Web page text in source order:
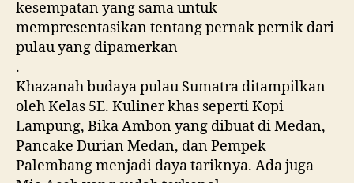
kesempatan yang sama untuk
mempresentasikan tentang pernak pernik dari
pulau yang dipamerkan
.
Khazanah budaya pulau Sumatra ditampilkan
oleh Kelas 5E. Kuliner khas seperti Kopi
Lampung, Bika Ambon yang dibuat di Medan,
Pancake Durian Medan, dan Pempek
Palembang menjadi daya tariknya. Ada juga